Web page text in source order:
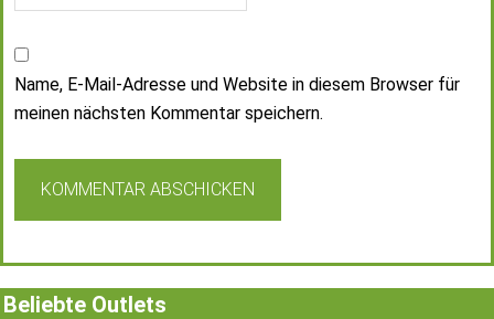
Name, E-Mail-Adresse und Website in diesem Browser für
meinen nächsten Kommentar speichern.
Beliebte Outlets